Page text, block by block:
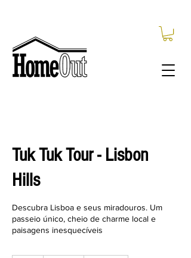
Tuk Tuk Tour - Lisbon
Hills
Descubra Lisboa e seus miradouros. Um
passeio único, cheio de charme local e
paisagens inesquecíveis